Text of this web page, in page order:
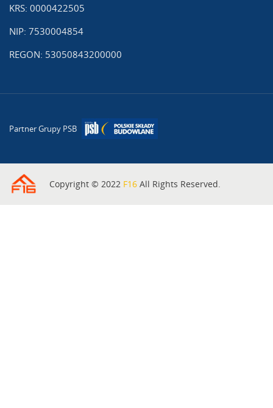
KRS: 0000422505
NIP: 7530004854
REGON: 53050843200000
Partner Grupy PSB
Copyright © 2022 F16 All Rights Reserved.